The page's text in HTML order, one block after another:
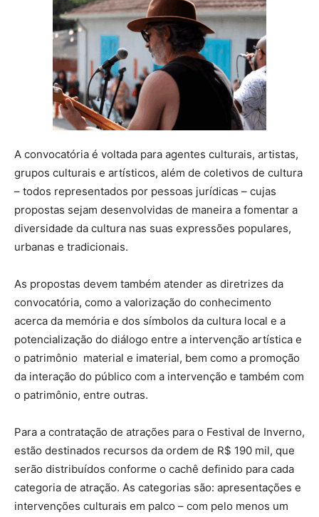
A convocatória é voltada para agentes culturais, artistas,
grupos culturais e artísticos, além de coletivos de cultura
– todos representados por pessoas jurídicas – cujas
propostas sejam desenvolvidas de maneira a fomentar a
diversidade da cultura nas suas expressões populares,
urbanas e tradicionais.
As propostas devem também atender as diretrizes da
convocatória, como a valorização do conhecimento
acerca da memória e dos símbolos da cultura local e a
potencialização do diálogo entre a intervenção artística e
o patrimônio material e imaterial, bem como a promoção
da interação do público com a intervenção e também com
o patrimônio, entre outras.
Para a contratação de atrações para o Festival de Inverno,
estão destinados recursos da ordem de R$ 190 mil, que
serão distribuídos conforme o cachê definido para cada
categoria de atração. As categorias são: apresentações e
intervenções culturais em palco – com pelo menos um